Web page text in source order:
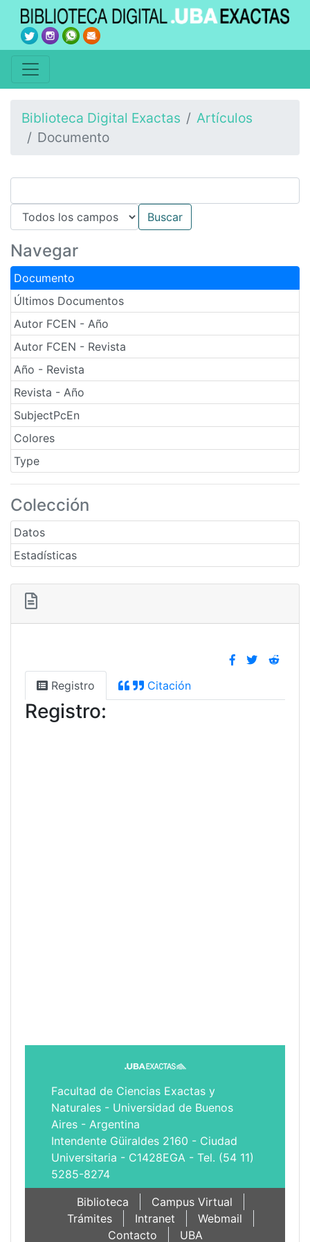
Biblioteca Digital Exactas
Artículos
Documento
Navegar
Documento
Últimos Documentos
Autor FCEN - Año
Autor FCEN - Revista
Año - Revista
Revista - Año
SubjectPcEn
Colores
Type
Colección
Datos
Estadísticas
Registro Citación
Registro:
Facultad de Ciencias Exactas y
Naturales - Universidad de Buenos
Aires - Argentina
Intendente Güiraldes 2160 - Ciudad
Universitaria - C1428EGA - Tel. (54 11)
5285-8274
Biblioteca
Campus Virtual
Trámites
Intranet
Webmail
Contacto
UBA